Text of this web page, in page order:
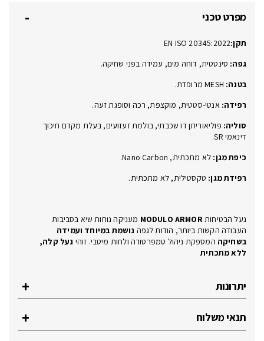
ARMOR
מפרט טכני
תקן:EN ISO 20345:2022
גפה: סינטטית, דוחה מים, עמידה בפני שחיקה.
בטנה: MESHמרופדת.
רפידה: אנטי-סטטית, מוקצפת, רכה וסופגת זעה.
סוליה: פוליאוריתן דו שכבתי, בולמת זעזועים, בעלת מקדם חיכוך
דינאמי SR
.
כיפת מגן: לא מתכתית, Nano Carbon
.
רפידת מגן: טקסטילית, לא מתכתית.
נעל הבטיחותMODULO ARMOR מעניקה נוחות שיא בסביבות
העבודה הקשות ביותר, הודות לגפה נושמת במיוחד ועמידה
בשחיקה המספקת ניהול טמפרטורה ולחות מיטבי. זוהי נעל קלה,
ללא מתכתית
יתרונות
תנאי משלוח